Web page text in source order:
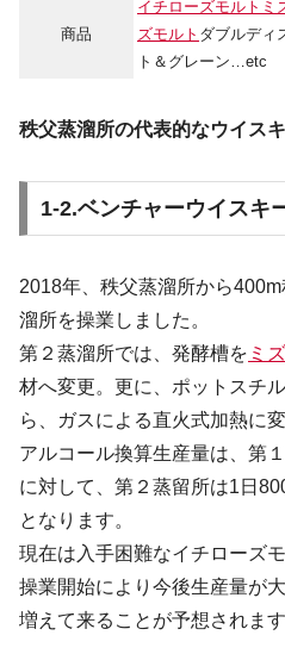
商品
イチローズモルトミ
ズモルト ダブルディ
ト＆グレーン…etc
秩父蒸溜所の代表的なウイス
1-2.ベンチャーウイス
2018年、秩父蒸溜所から
溜所を操業しました。
第２蒸溜所では、発酵槽を ミ
材へ変更。更に、ポットスチ
ら、ガスによる直火式加熱に
アルコール換算生産量は、第
に対して、第２蒸留所は1日
となります。
現在は入手困難なイチローズ
操業開始により今後生産量が
増えて来ることが予想されます